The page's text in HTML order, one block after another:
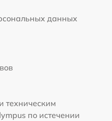
данных
техническим
по истечении